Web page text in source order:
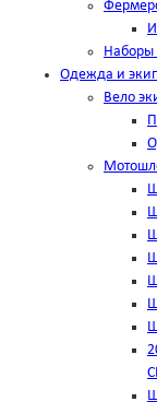
Наборы
Одежда и
Вело